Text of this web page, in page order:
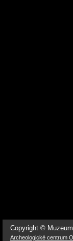
Copyright ©
Archeologické centrum